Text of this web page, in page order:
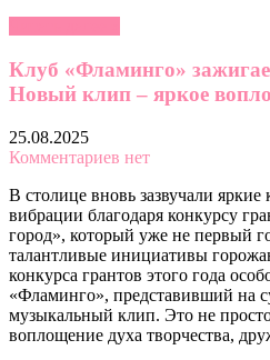
Клуб «Фламинго»
Новый клип – яркое
25.08.2025
Комментариев нет
В столице вновь зазвучали
вибрации благодаря конкурсу
город», который уже не первый
талантливые инициативы
конкурса грантов этого года
«Фламинго», представивший на
музыкальный клип. Это не
воплощение духа творчества,